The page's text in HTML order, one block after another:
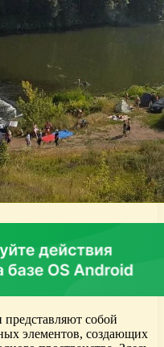
собой
элементов, создающих